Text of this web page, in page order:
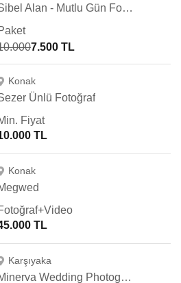
Sibel Alan - Mutlu Gün Fotoğrafçısı
7.500 TL
Konak
Ünlü Fotoğraf
Fiyat
TL
Konak
TL
Karşıyaka
Minerva Wedding Photography